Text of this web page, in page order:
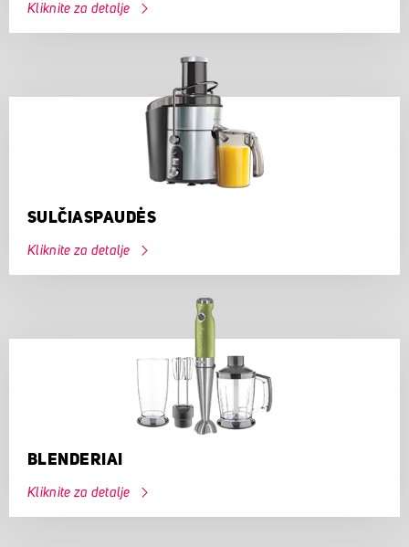
Kliknite za detalje
SULČIASPAUDĖS
Kliknite za detalje
BLENDERIAI
Kliknite za detalje